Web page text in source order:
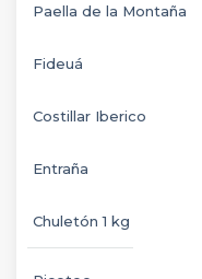
Paella de la Montaña
Fideuá
Costillar Iberico
Entraña
Chuletón 1 kg